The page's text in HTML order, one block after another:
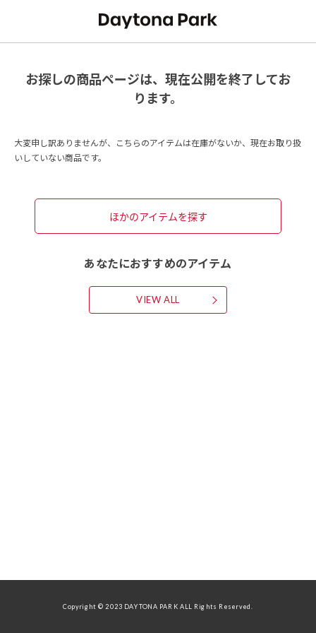
お探しの商品ページは、現在公開を終了してお
ります。
大変申し訳ありませんが、こちらのアイテムは在庫がないか、現在お取り扱
いしていない商品です。
ほかのアイテムを探す
あなたにおすすめのアイテム
VIEW ALL
Copyright © 2023 DAYTONA PARK ALL Rights Reserved.